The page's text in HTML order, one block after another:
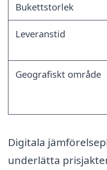
Bukettstorlek
Leveranstid
Geografiskt område
Digitala
underlätta